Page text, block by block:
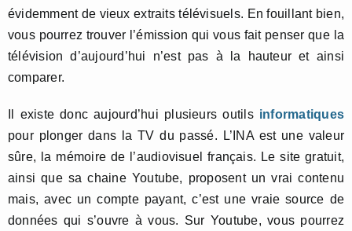
évidemment de vieux extraits télévisuels. En fouillant bien,
vous pourrez trouver l’émission qui vous fait penser que la
télévision d’aujourd’hui n’est pas à la hauteur et ainsi
comparer.
Il existe donc aujourd’hui plusieurs outils informatiques
pour plonger dans la TV du passé. L’INA est une valeur
sûre, la mémoire de l’audiovisuel français. Le site gratuit,
ainsi que sa chaine Youtube, proposent un vrai contenu
mais, avec un compte payant, c’est une vraie source de
données qui s’ouvre à vous. Sur Youtube, vous pourrez